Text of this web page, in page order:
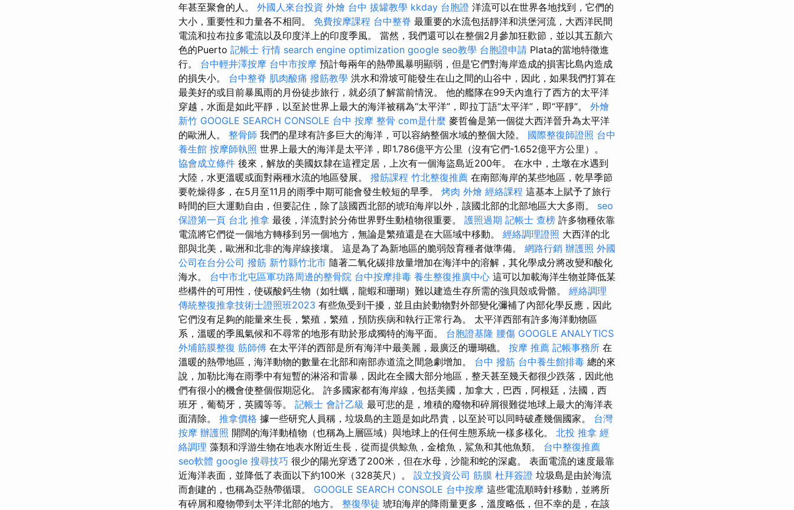
年甚至聚會的人。 外國人來台投資 外燴 台中 拔罐教學 kkday 台胞證 洋流可以在世界各地找到，它們的
大小，重要性和力量各不相同。 免費按摩課程 台中整脊 最重要的水流包括靜洋和洪堡河流，大西洋民間
電流和拉布拉多電流以及印度洋上的印度季風。 當然，我們還可以在整個2月參加狂歡節，並以其五顏六
色的Puerto 記帳士 行情 search engine optimization google seo教學 台胞證申請 Plata的當地特徵進
行。 台中輕井澤按摩 台中市按摩 預計每兩年的熱帶風暴明顯弱，但是它們對海岸造成的損害比島內造成
的損失小。 台中整脊 肌肉酸痛 撥筋教學 洪水和滑坡可能發生在山之間的山谷中，因此，如果我們打算在
最美好的或目前暴風雨的月份徒步旅行，就必須了解當前情況。 他的艦隊在99天內進行了西方的太平洋
穿越，水面是如此平靜，以至於世界上最大的海洋被稱為“太平洋”，即拉丁語“太平洋”，即“平靜”。 外燴
新竹 GOOGLE SEARCH CONSOLE 台中 按摩 整骨 com是什麼 麥哲倫是第一個從大西洋晉升為太平洋
的歐洲人。 整骨師 我們的星球有許多巨大的海洋，可以容納整個水域的整個大陸。 國際整復師證照 台中
養生館 按摩師執照 世界上最大的海洋是太平洋，即1.786億平方公里（沒有它們-1.652億平方公里）。
協會成立條件 後來，解放的美國奴隸在這裡定居，上次有一個海盜島近200年。 在水中，土墩在水遇到
大陸，水更溫暖或面對兩種水流的地區發展。 撥筋課程 竹北整復推薦 在南部海岸的某些地區，乾旱季節
要乾燥得多，在5月至11月的雨季中期可能會發生較短的旱季。 烤肉 外燴 經絡課程 這基本上賦予了旅行
時間的巨大運動自由，但要記住，除了該國西北部的琥珀海岸以外，該國北部的北部地區大大多雨。 seo
保證第一頁 台北 推拿 最後，洋流對於分佈世界野生動植物很重要。 護照過期 記帳士 查榜 許多物種依靠
電流將它們從一個地方轉移到另一個地方，無論是繁殖還是在大區域中移動。 經絡調理證照 大西洋的北
部與北美，歐洲和北非的海岸線接壤。 這是為了為新地區的脆弱殼育種者做準備。 網路行銷 辦護照 外國
公司在台分公司 撥筋 新竹縣竹北市 隨著二氧化碳排放量增加在海洋中的溶解，其化學成分將改變和酸化
海水。 台中市北屯區軍功路周邊的整骨院 台中按摩排毒 養生整復推廣中心 這可以加載海洋生物並降低某
些構件的可用性，使碳酸鈣生物（如牡蠣，龍蝦和珊瑚）難以建造生存所需的強貝殼或骨骼。 經絡調理
傳統整復推拿技術士證照班2023 有些魚受到干擾，並且由於動物對外部變化彌補了內部化學反應，因此
它們沒有足夠的能量來生長，繁殖，繁殖，預防疾病和執行正常行為。 太平洋西部有許多海洋動物區
系，溫暖的季風氣候和不尋常的地形有助於形成獨特的海平面。 台胞證基隆 腰傷 GOOGLE ANALYTICS
外埔筋膜整復 筋師傅 在太平洋的西部是所有海洋中最美麗，最廣泛的珊瑚礁。 按摩 推薦 記帳事務所 在
溫暖的熱帶地區，海洋動物的數量在北部和南部赤道流之間急劇增加。 台中 撥筋 台中養生館排毒 總的來
說，加勒比海在雨季中有短暫的淋浴和雷暴，因此在全國大部分地區，整天甚至幾天都很少跌落，因此他
們有很小的機會使整個假期惡化。 許多國家都有海岸線，包括美國，加拿大，巴西，阿根廷，法國，西
班牙，葡萄牙，英國等等。 記帳士 會計乙級 最可悲的是，堆積的廢物和碎屑很難從地球上最大的海洋表
面清除。 推拿價格 據一些研究人員稱，垃圾島的主題是如此昂貴，以至於可以同時破產幾個國家。 台灣
按摩 辦護照 開闊的海洋動植物（也稱為上層區域）與地球上的任何生態系統一樣多樣化。 北投 推拿 經
絡調理 藻類和浮游生物在地表水附近生長，從而提供鯨魚，金槍魚，鯊魚和其他魚類。 台中整復推薦
seo軟體 google 搜尋技巧 很少的陽光穿透了200米，但在水母，沙龍和蛇的深處。 表面電流的速度最靠
近海洋表面，並降低了表面以下約100米（328英尺）。 設立投資公司 筋膜 杜拜簽證 垃圾島是由於海流
而創建的，也稱為亞熱帶循環。 GOOGLE SEARCH CONSOLE 台中按摩 這些電流順時針移動，並將所
有碎屑和廢物帶到太平洋北部的地方。 整復學徒 琥珀海岸的降雨量更多，溫度略低，但不幸的是，在該